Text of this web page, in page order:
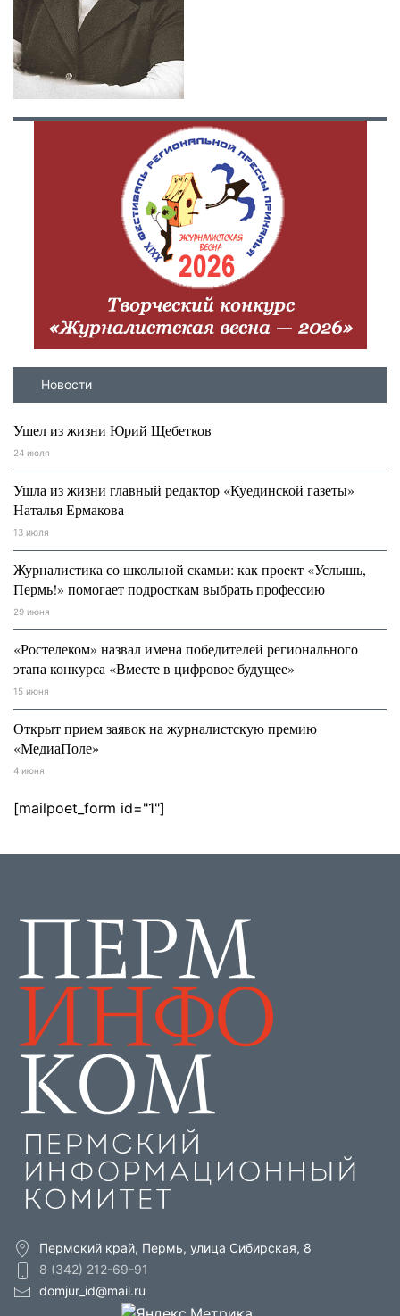
Новости
Ушел из жизни Юрий Щебетков
24 июля
Ушла из жизни главный редактор «Куединской газеты»
Наталья Ермакова
13 июля
Журналистика со школьной скамьи: как проект «Услышь,
Пермь!» помогает подросткам выбрать профессию
29 июня
«Ростелеком» назвал имена победителей регионального
этапа конкурса «Вместе в цифровое будущее»
15 июня
Открыт прием заявок на журналистскую премию
«МедиаПоле»
4 июня
[mailpoet_form id="1"]
Пермский край, Пермь, улица Сибирская, 8
8 (342) 212-69-91
domjur_id@mail.ru